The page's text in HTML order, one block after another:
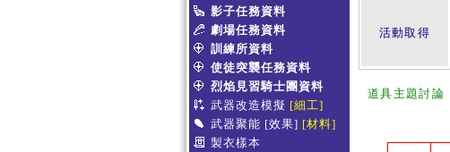
影子任務資料
劇場任務資料
訓練所資料
使徒突襲任務資料
烈焰見習騎士團資料
武器改造模擬 [細工]
武器聚能 [效果] [材料]
製衣樣本
活動取得
道具主題討論